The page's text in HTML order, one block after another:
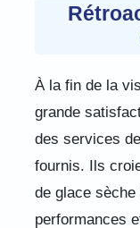
À la fin de la
grande
des services
fournis. Ils
de glace
performances